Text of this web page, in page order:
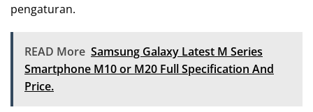
pengaturan.
READ More Samsung Galaxy Latest M Series
Smartphone M10 or M20 Full Specification And
Price.